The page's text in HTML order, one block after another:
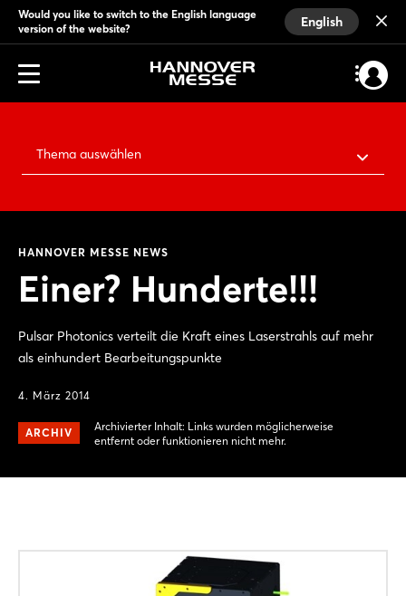
Would you like to switch to the English language
version of the website?
English
Thema auswählen
HANNOVER MESSE NEWS
Einer? Hunderte!!!
Pulsar Photonics verteilt die Kraft eines Laserstrahls auf mehr
als einhundert Bearbeitungspunkte
4. März 2014
ARCHIV
Archivierter Inhalt: Links wurden möglicherweise
entfernt oder funktionieren nicht mehr.